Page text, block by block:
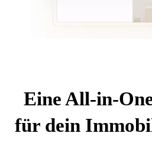
Eine All-in-
für dein